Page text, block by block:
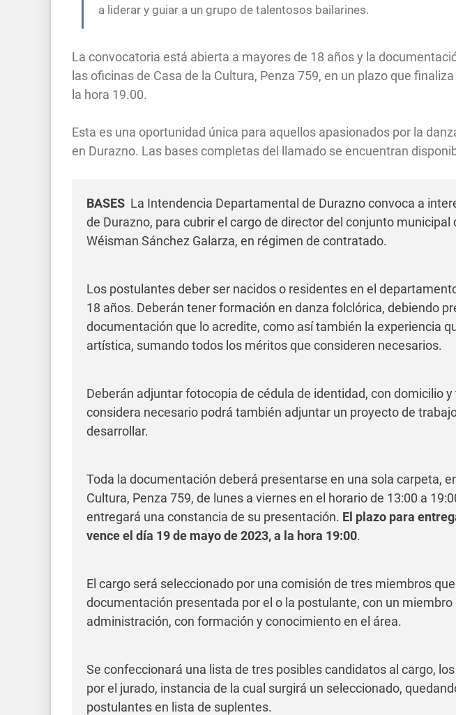
a liderar y guiar a un grupo de talentosos bailarines.
La convocatoria está abierta a mayores de 18 años y la
las oficinas de Casa de la Cultura, Penza 759, en un plazo que
la hora 19.00.
Esta es una oportunidad única para aquellos apasionados por la
en Durazno. Las bases completas del llamado se encuentran
BASES La Intendencia Departamental de Durazno convoca a
de Durazno, para cubrir el cargo de director del conjunto
Wéisman Sánchez Galarza, en régimen de contratado.
Los postulantes deber ser nacidos o residentes en el
18 años. Deberán tener formación en danza folclórica, debiendo
documentación que lo acredite, como así también la experiencia
artística, sumando todos los méritos que consideren necesarios.
Deberán adjuntar fotocopia de cédula de identidad, con domicilio
considera necesario podrá también adjuntar un proyecto de
desarrollar.
Toda la documentación deberá presentarse en una sola carpeta,
Cultura, Penza 759, de lunes a viernes en el horario de 13:00 a
entregará una constancia de su presentación. El plazo para
vence el día 19 de mayo de 2023, a la hora 19:00.
El cargo será seleccionado por una comisión de tres miembros
documentación presentada por el o la postulante, con un miembro
administración, con formación y conocimiento en el área.
Se confeccionará una lista de tres posibles candidatos al cargo,
por el jurado, instancia de la cual surgirá un seleccionado,
postulantes en lista de suplentes.